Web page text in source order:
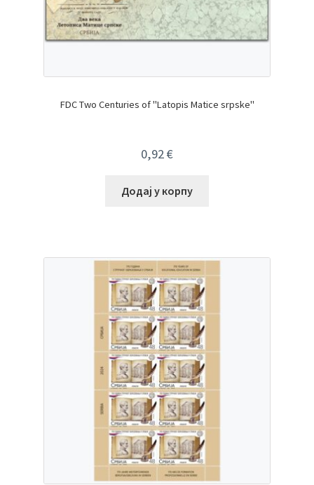
FDC Two Centuries of "Latopis Matice srpske"
0,92€
Додај у корпу